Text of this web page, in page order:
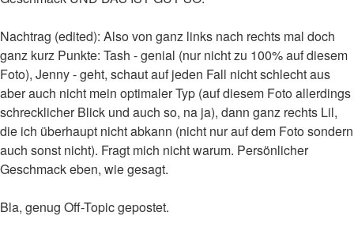
Nachtrag (edited): Also von ganz links nach rechts mal doch
ganz kurz Punkte: Tash - genial (nur nicht zu 100% auf diesem
Foto), Jenny - geht, schaut auf jeden Fall nicht schlecht aus
aber auch nicht mein optimaler Typ (auf diesem Foto allerdings
schrecklicher Blick und auch so, na ja), dann ganz rechts Lil,
die ich überhaupt nicht abkann (nicht nur auf dem Foto sondern
auch sonst nicht). Fragt mich nicht warum. Persönlicher
Geschmack eben, wie gesagt.
Bla, genug Off-Topic gepostet.